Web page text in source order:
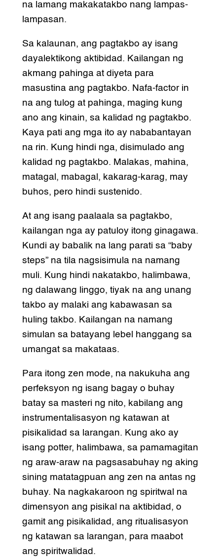
na lamang makakatakbo nang lampas-
lampasan.
Sa kalaunan, ang pagtakbo ay isang
dayalektikong aktibidad. Kailangan ng
akmang pahinga at diyeta para
masustina ang pagtakbo. Nafa-factor in
na ang tulog at pahinga, maging kung
ano ang kinain, sa kalidad ng pagtakbo.
Kaya pati ang mga ito ay nababantayan
na rin. Kung hindi nga, disimulado ang
kalidad ng pagtakbo. Malakas, mahina,
matagal, mabagal, kakarag-karag, may
buhos, pero hindi sustenido.
At ang isang paalaala sa pagtakbo,
kailangan nga ay patuloy itong ginagawa.
Kundi ay babalik na lang parati sa “baby
steps” na tila nagsisimula na namang
muli. Kung hindi nakatakbo, halimbawa,
ng dalawang linggo, tiyak na ang unang
takbo ay malaki ang kabawasan sa
huling takbo. Kailangan na namang
simulan sa batayang lebel hanggang sa
umangat sa makataas.
Para itong zen mode, na nakukuha ang
perfeksyon ng isang bagay o buhay
batay sa masteri ng nito, kabilang ang
instrumentalisasyon ng katawan at
pisikalidad sa larangan. Kung ako ay
isang potter, halimbawa, sa pamamagitan
ng araw-araw na pagsasabuhay ng aking
sining matatagpuan ang zen na antas ng
buhay. Na nagkakaroon ng spiritwal na
dimensyon ang pisikal na aktibidad, o
gamit ang pisikalidad, ang ritualisasyon
ng katawan sa larangan, para maabot
ang spiritwalidad.